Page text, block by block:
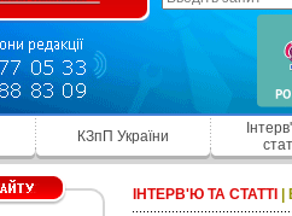
КЗпП України
ІНТЕРВ'Ю ТА СТАТТІ